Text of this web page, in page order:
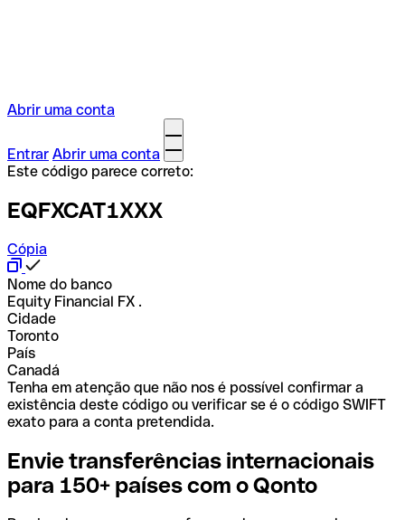
Abrir uma conta
Entrar Abrir uma conta
Este código parece correto:
EQFXCAT1XXX
Cópia
Nome do banco
Equity Financial FX .
Cidade
Toronto
País
Canadá
Tenha em atenção que não nos é possível confirmar a
existência deste código ou verificar se é o código SWIFT
exato para a conta pretendida.
Envie transferências internacionais
para 150+ países com o Qonto